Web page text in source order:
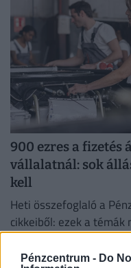
Pénzcentrum - Do
900 ezres a fizetés
vállalatnál: sok
kell
Heti összefoglaló a
cikkeiből: ezek a
olvasókat.